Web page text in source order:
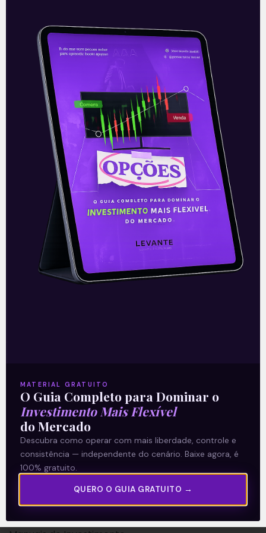
Walmart expande serviço de
entrega
O Walmart (WMT), mais tradicional
varejista nos Estados Unidos, está abrindo
sua plataforma de entrega interna, a
Spark Driver, para outras empresas. Com
isso, a
Leia mais
24/08/2021
Sobre nós
Termos e Condições
Política de Privacidade
Explore
Artigos
MATERIAL GRATUITO
O Guia Completo para Dominar o
Investimento Mais Flexível
do Mercado
Descubra como operar com mais liberdade, controle e
consistência — independente do cenário. Baixe agora, é
100% gratuito.
QUERO O GUIA GRATUITO →